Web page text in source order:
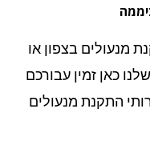
בצפון או
זמין עבורכם
התקנת מנעולים